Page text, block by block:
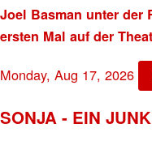
Joel Basman unter der
ersten Mal auf der
Monday, Aug 17, 2026
SONJA - EIN